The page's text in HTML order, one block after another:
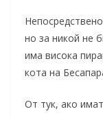
но за никой не
има висока
кота на
От тук, ако